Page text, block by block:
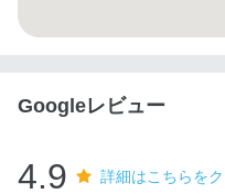
Googleレビュー
4.9 詳細はこちらを